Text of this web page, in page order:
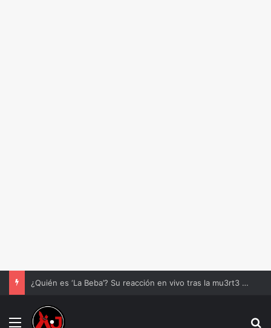
¿Quién es ‘La Beba’? Su reacción en vivo tras la mu3rt3 de César Gastélum se viraliza
Menu